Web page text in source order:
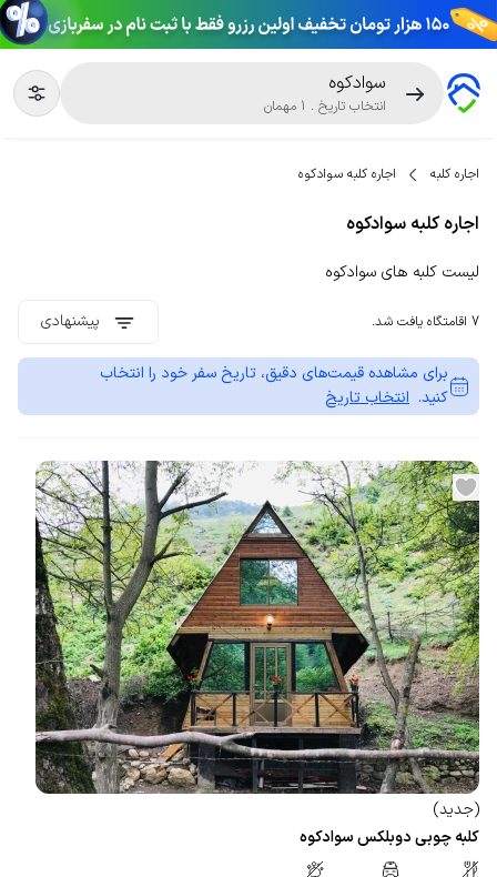
سوادکوه
انتخاب تاریخ .
1 مهمان
اجاره کلبه اجاره کلبه سوادکوه
اجاره کلبه سوادکوه
لیست کلبه های سوادکوه
7 اقامتگاه یافت شد. پیشنهادی
برای مشاهده قیمت‌های دقیق، تاریخ سفر خود را انتخاب
کنید. انتخاب تاریخ
(جدید)
کلبه چوبی دوبلکس سوادکوه